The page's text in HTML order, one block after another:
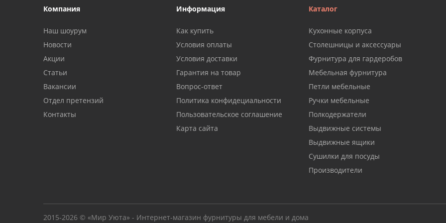
Компания
Наш шоурум
Новости
Акции
Статьи
Вакансии
Отдел претензий
Контакты
Информация
Как купить
Условия оплаты
Условия доставки
Гарантия на товар
Вопрос-ответ
Политика конфидециальности
Пользовательское соглашение
Карта сайта
Каталог
Кухонные корпуса
Столешницы и аксессуары
Фурнитура для гардеробов
Мебельная фурнитура
Петли мебельные
Ручки мебельные
Полкодержатели
Выдвижные системы
Выдвижные ящики
Сушилки для посуды
Производители
2015-2026 © «Мир Уюта» - Интернет-магазин фурнитуры для мебели и дома